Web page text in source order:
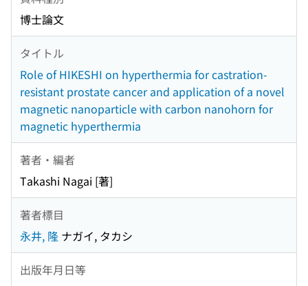
博士論文
タイトル
Role of HIKESHI on hyperthermia for castration-
resistant prostate cancer and application of a novel
magnetic nanoparticle with carbon nanohorn for
magnetic hyperthermia
著者・編者
Takashi Nagai [著]
著者標目
永井, 隆 ナガイ, タカシ
出版年月日等